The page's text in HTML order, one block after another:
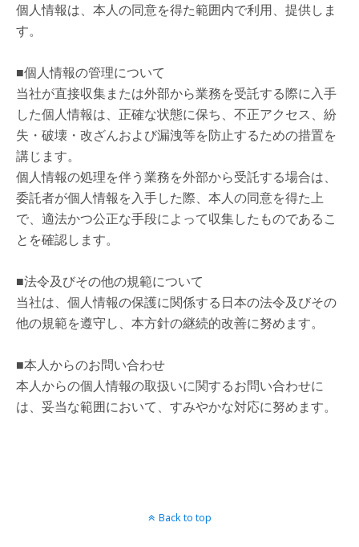
個人情報は、本人の同意を得た範囲内で利用、提供しま
す。
■個人情報の管理について
当社が直接収集または外部から業務を受託する際に入手
した個人情報は、正確な状態に保ち、不正アクセス、紛
失・破壊・改ざんおよび漏洩等を防止するための措置を
講じます。
個人情報の処理を伴う業務を外部から受託する場合は、
委託者が個人情報を入手した際、本人の同意を得た上
で、適法かつ公正な手段によって収集したものであるこ
とを確認します。
■法令及びその他の規範について
当社は、個人情報の保護に関係する日本の法令及びその
他の規範を遵守し、本方針の継続的改善に努めます。
■本人からのお問い合わせ
本人からの個人情報の取扱いに関するお問い合わせに
は、妥当な範囲において、すみやかな対応に努めます。
Back to top